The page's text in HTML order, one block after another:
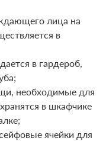
лица на
в
в гардероб,
необходимые для
в шкафчике
ячейки для